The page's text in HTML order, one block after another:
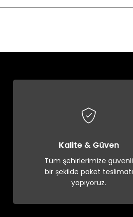
Kalite & Güven
Tüm şehirlerimize güvenli
bir şekilde paket teslimatı
yapıyoruz.